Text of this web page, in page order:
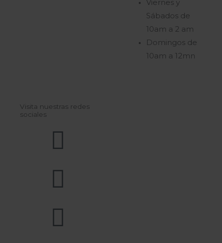
Viernes y
Sábados de
10am a 2 am
Domingos de
10am a 12mn
Visita nuestras redes
sociales